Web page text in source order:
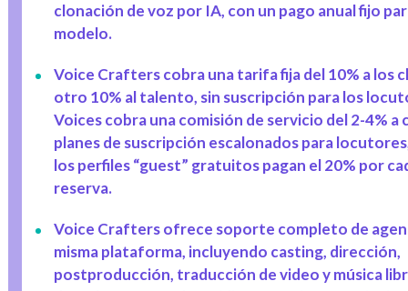
clonación de voz por IA, con un pago anual fijo
modelo.
Voice Crafters cobra una tarifa fija del 10% a los
otro 10% al talento, sin suscripción para los
Voices cobra una comisión de servicio del 2-4% a
planes de suscripción escalonados para
los perfiles “guest” gratuitos pagan el 20% por
reserva.
Voice Crafters ofrece soporte completo de
misma plataforma, incluyendo casting, dirección,
postproducción, traducción de video y música